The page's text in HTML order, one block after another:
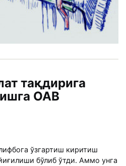
тақдирига
ОАВ
ўзгартиш киритиш
бўлиб ўтди. Аммо унга